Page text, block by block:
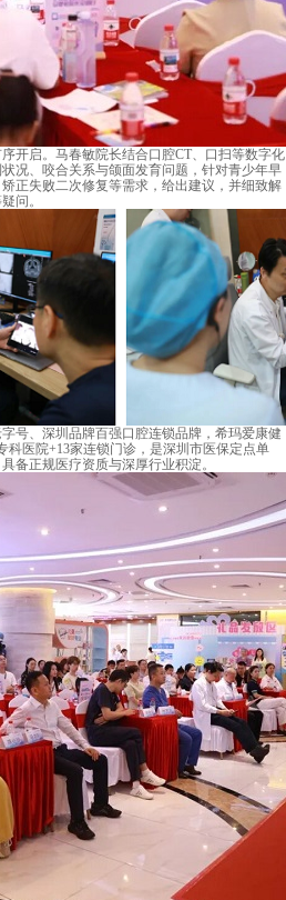
启。马春敏院长结合口腔CT、口扫等数字化
况、咬合关系与颌面发育问题，针对青少年早
正失败二次修复等需求，给出建议，并细致解
问。
、深圳品牌百强口腔连锁品牌，希玛爱康健
科医院+13家连锁门诊，是深圳市医保定点单
备正规医疗资质与深厚行业积淀。